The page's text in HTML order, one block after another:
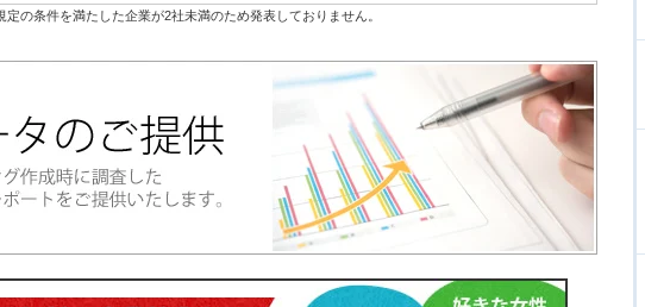
の条件を満たした企業が2社未満のため発表しておりません。